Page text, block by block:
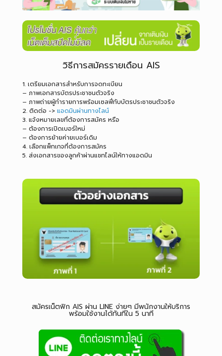
วิธีการสมัครรายเดือน AIS
1. เตรียมเอกสารสำหรับการจดทะเบียน
– ภาพเอกสารบัตรประชาชนตัวจริง
– ภาพถ่ายผู้ทำรายการพร้อมเซลฟี่กับบัตรประชาชนตัวจริง
2. ติดต่อ -> แอดมินผ่านทางไลน์
3. แจ้งหมายเลขที่ต้องการสมัคร หรือ
– ต้องการเปิดเบอร์ใหม่
– ต้องการย้ายค่ายเบอร์เดิม
4. เลือกแพ็กเกจที่ต้องการสมัคร
5. ส่งเอกสารของลูกค้าผ่านแชทไลน์ให้ทางแอดมิน
สมัครเน็ตฟิก AIS ผ่าน LINE ง่ายๆ มีพนักงานให้บริการ
พร้อมใช้งานได้ทันทีใน 5 นาที